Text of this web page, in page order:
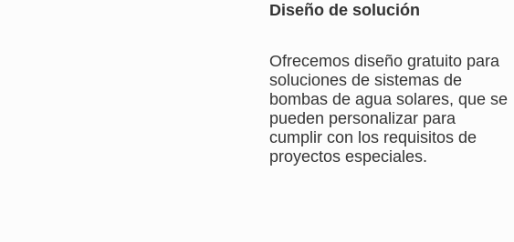
Diseño de solución
Ofrecemos diseño gratuito para
soluciones de sistemas de
bombas de agua solares, que se
pueden personalizar para
cumplir con los requisitos de
proyectos especiales.